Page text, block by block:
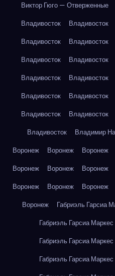
Виктор Гюго — Отверженные
Владивосток
Владивосток
Владивосток
Владивосток
Владивосток
Владивосток
Владивосток
Владивосток
Владивосток
Владивосток
Владивосток
Владивосток
Владивосток
Владимир
Воронеж
Воронеж Воронеж
Воронеж
Воронеж Воронеж
Воронеж
Воронеж Воронеж
Воронеж
Габриэль Гарсиа
Габриэль Гарсиа
Габриэль Гарсиа
Габриэль Гарсиа